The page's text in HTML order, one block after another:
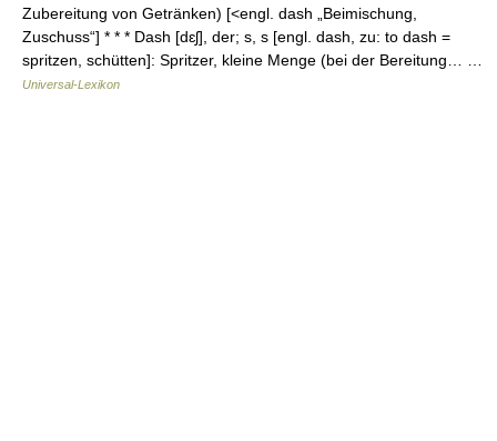
Zubereitung von Getränken) [<engl. dash „Beimischung,
Zuschuss“] * * * Dash [dɛʃ], der; s, s [engl. dash, zu: to dash =
spritzen, schütten]: Spritzer, kleine Menge (bei der Bereitung… …
Universal-Lexikon